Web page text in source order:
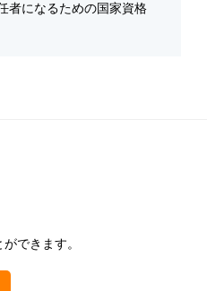
者になるための国家資格
できます。